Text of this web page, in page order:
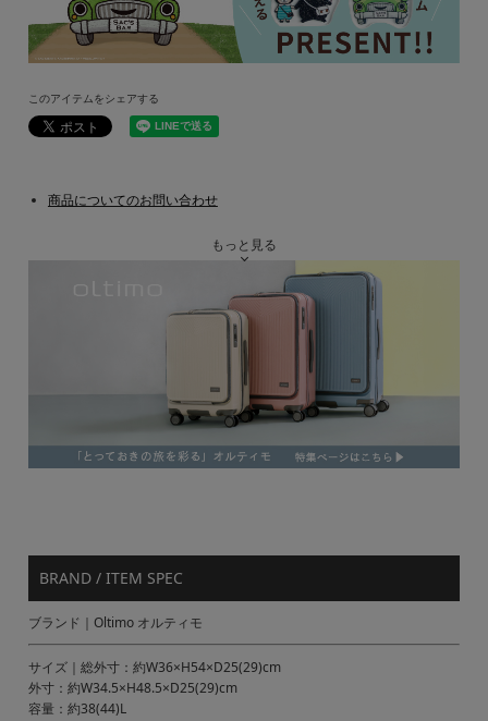
このアイテムをシェアする
商品についてのお問い合わせ
もっと見る
BRAND / ITEM SPEC
ブランド｜Oltimo オルティモ
サイズ｜総外寸：約W36×H54×D25(29)cm
外寸：約W34.5×H48.5×D25(29)cm
容量：約38(44)L